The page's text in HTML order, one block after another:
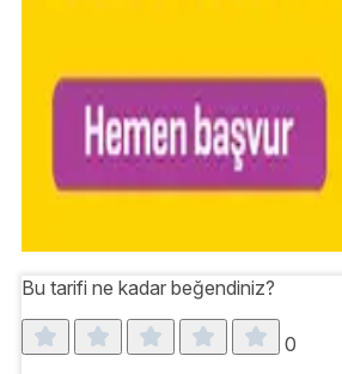
Bu tarifi ne kadar beğendiniz?
0